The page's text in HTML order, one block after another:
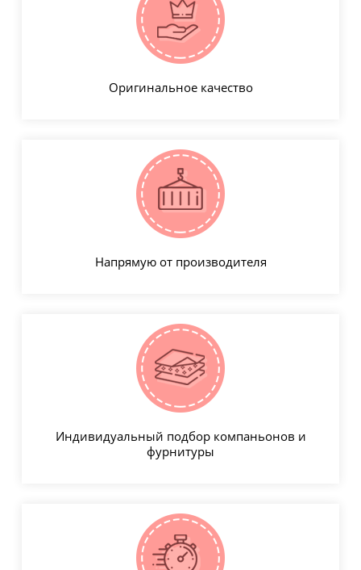
Оригинальное качество
Напрямую от производителя
Индивидуальный подбор компаньонов и
фурнитуры